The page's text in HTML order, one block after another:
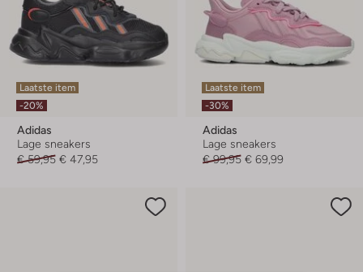
Laatste item
-20%
Adidas
Lage sneakers
€ 59,95 € 47,95
Laatste item
-30%
Adidas
Lage sneakers
€ 99,95 € 69,99